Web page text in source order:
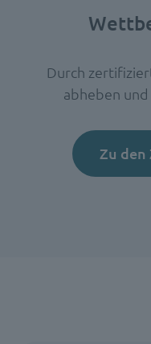
Durch
abheben
Zu